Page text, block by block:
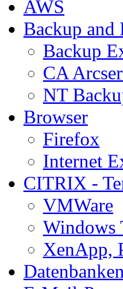
AWS
Backup and
Backup
CA
NT
Browser
Firefox
Internet
CITRIX -
VMWare
Windows
XenApp,
Datenbanken